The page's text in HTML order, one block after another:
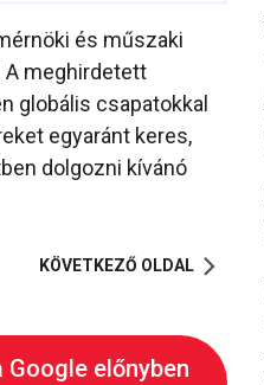
és műszaki
A meghirdetett
globális csapatokkal
egyaránt keres,
dolgozni kívánó
KÖVETKEZŐ OLDAL
előnyben